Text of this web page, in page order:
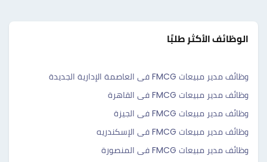
الوظائف الأكثر طلبًا
وظائف مدير مبيعات FMCG فى العاصمة الإدارية الجديدة
وظائف مدير مبيعات FMCG فى القاهرة
وظائف مدير مبيعات FMCG فى الجيزة
وظائف مدير مبيعات FMCG فى الإسكندريه
وظائف مدير مبيعات FMCG فى المنصورة